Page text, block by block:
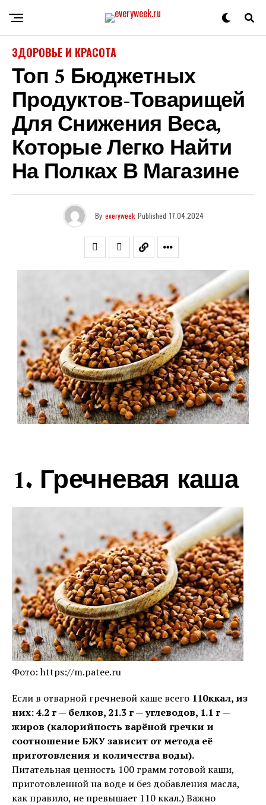
ЗДОРОВЬЕ И КРАСОТА
Топ 5 Бюджетных
Продуктов-Товарищей
Для Снижения Веса,
Которые Легко Найти
На Полках В Магазине
By everyweek Published 17.04.2024
1. Гречневая каша
Фото: https://m.patee.ru
Если в отварной гречневой каше всего 110ккал, из
них: 4.2 г — белков, 21.3 г — углеводов, 1.1 г —
жиров (калорийность варёной гречки и
соотношение БЖУ зависит от метода её
приготовления и количества воды).
Питательная ценность 100 грамм готовой каши,
приготовленной на воде и без добавления масла,
как правило, не превышает 110 ккал.) Важно